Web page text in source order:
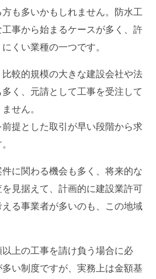
も多いかもしれません。防水工
事から始まるケースが多く、許
くい業種の一つです。
較的規模の大きな建設会社や法
く、元請として工事を受注して
せん。
提とした取引が早い段階から求
に関わる機会も多く、将来的な
見据えて、計画的に建設業許可
る事業者が多いのも、この地域
上の工事を請け負う場合に必
い制度ですが、実務上は金額基